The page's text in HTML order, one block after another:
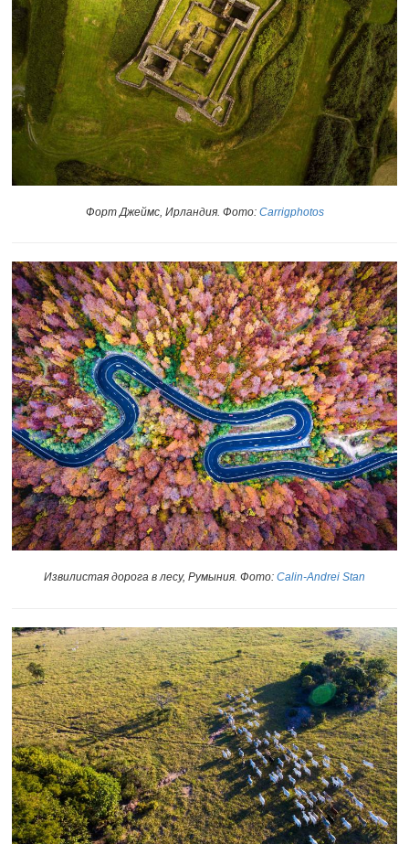
Форт Джеймс, Ирландия. Фото: Carrigphotos
Извилистая дорога в лесу, Румыния Фото: Calin-Andrei Stan